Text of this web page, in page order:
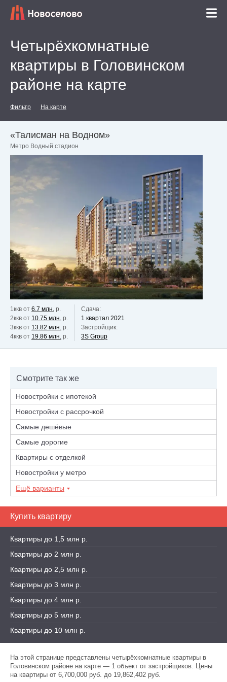
Четырёхкомнатные
квартиры в Головинском
районе на карте
Фильтр На карте
«Талисман на Водном»
Метро Водный стадион
1ккв от 6.7 млн. р.
2ккв от 10.75 млн. р.
3ккв от 13.82 млн. р.
4ккв от 19.86 млн. р.
Сдача:
1 квартал 2021
Застройщик:
3S Grouр
Смотрите так же
Новостройки с ипотекой
Новостройки с рассрочкой
Самые дешёвые
Самые дорогие
Квартиры с отделкой
Новостройки у метро
Ещё варианты
Купить квартиру
Квартиры до 1,5 млн р.
Квартиры до 2 млн р.
Квартиры до 2,5 млн р.
Квартиры до 3 млн р.
Квартиры до 4 млн р.
Квартиры до 5 млн р.
Квартиры до 10 млн р.
На этой странице представлены четырёхкомнатные квартиры в
Головинском районе на карте — 1 объект от застройщиков. Цены
на квартиры от 6,700,000 руб. до 19,862,402 руб.